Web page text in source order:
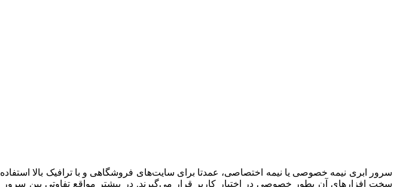
سرور ابری نیمه خصوصی یا نیمه اختصاصی، عمدتا برای سایت‌های فروشگاهی و با ترافیک بالا
سخت افزارهای آن بطور خصوصی در اختیار کاربر قرار می‌گیرند. در بیشتر مواقع تفاوتی بین